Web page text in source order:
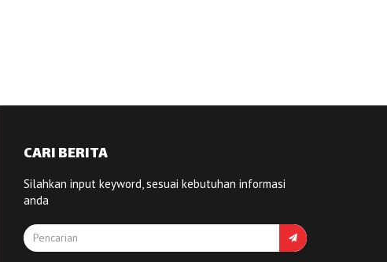
CARI BERITA
Silahkan input keyword, sesuai kebutuhan informasi
anda